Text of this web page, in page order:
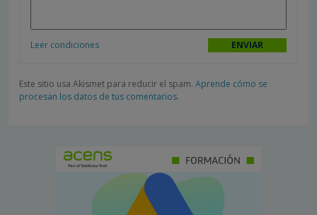
Leer condiciones
Este sitio usa Akismet para reducir el spam. Aprende cómo se
procesan los datos de tus comentarios.